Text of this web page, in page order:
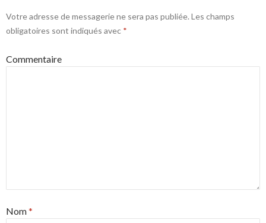
Votre adresse de messagerie ne sera pas publiée. Les champs
obligatoires sont indiqués avec *
Commentaire
Nom*